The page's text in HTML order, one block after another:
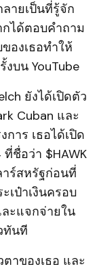
ายเป็นที่รู้จัก
กได้ตอบคำถาม
องเธอทำให้
บน YouTube
ยังได้เปิดตัว
Cuban และ
าร เธอได้เปิด
ชื่อว่า $HAWK
ร์สหรัฐก่อนที่
เป๋าเงินครอบ
ะแจกจ่ายใน
ทันที
าของเธอ และ